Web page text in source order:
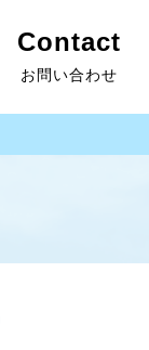
Contact
お問い合わせ